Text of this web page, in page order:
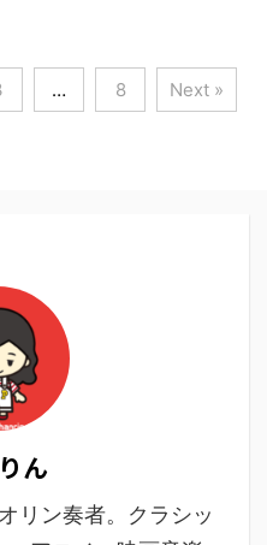
… 8 Next »
ん
リン奏者。クラシッ